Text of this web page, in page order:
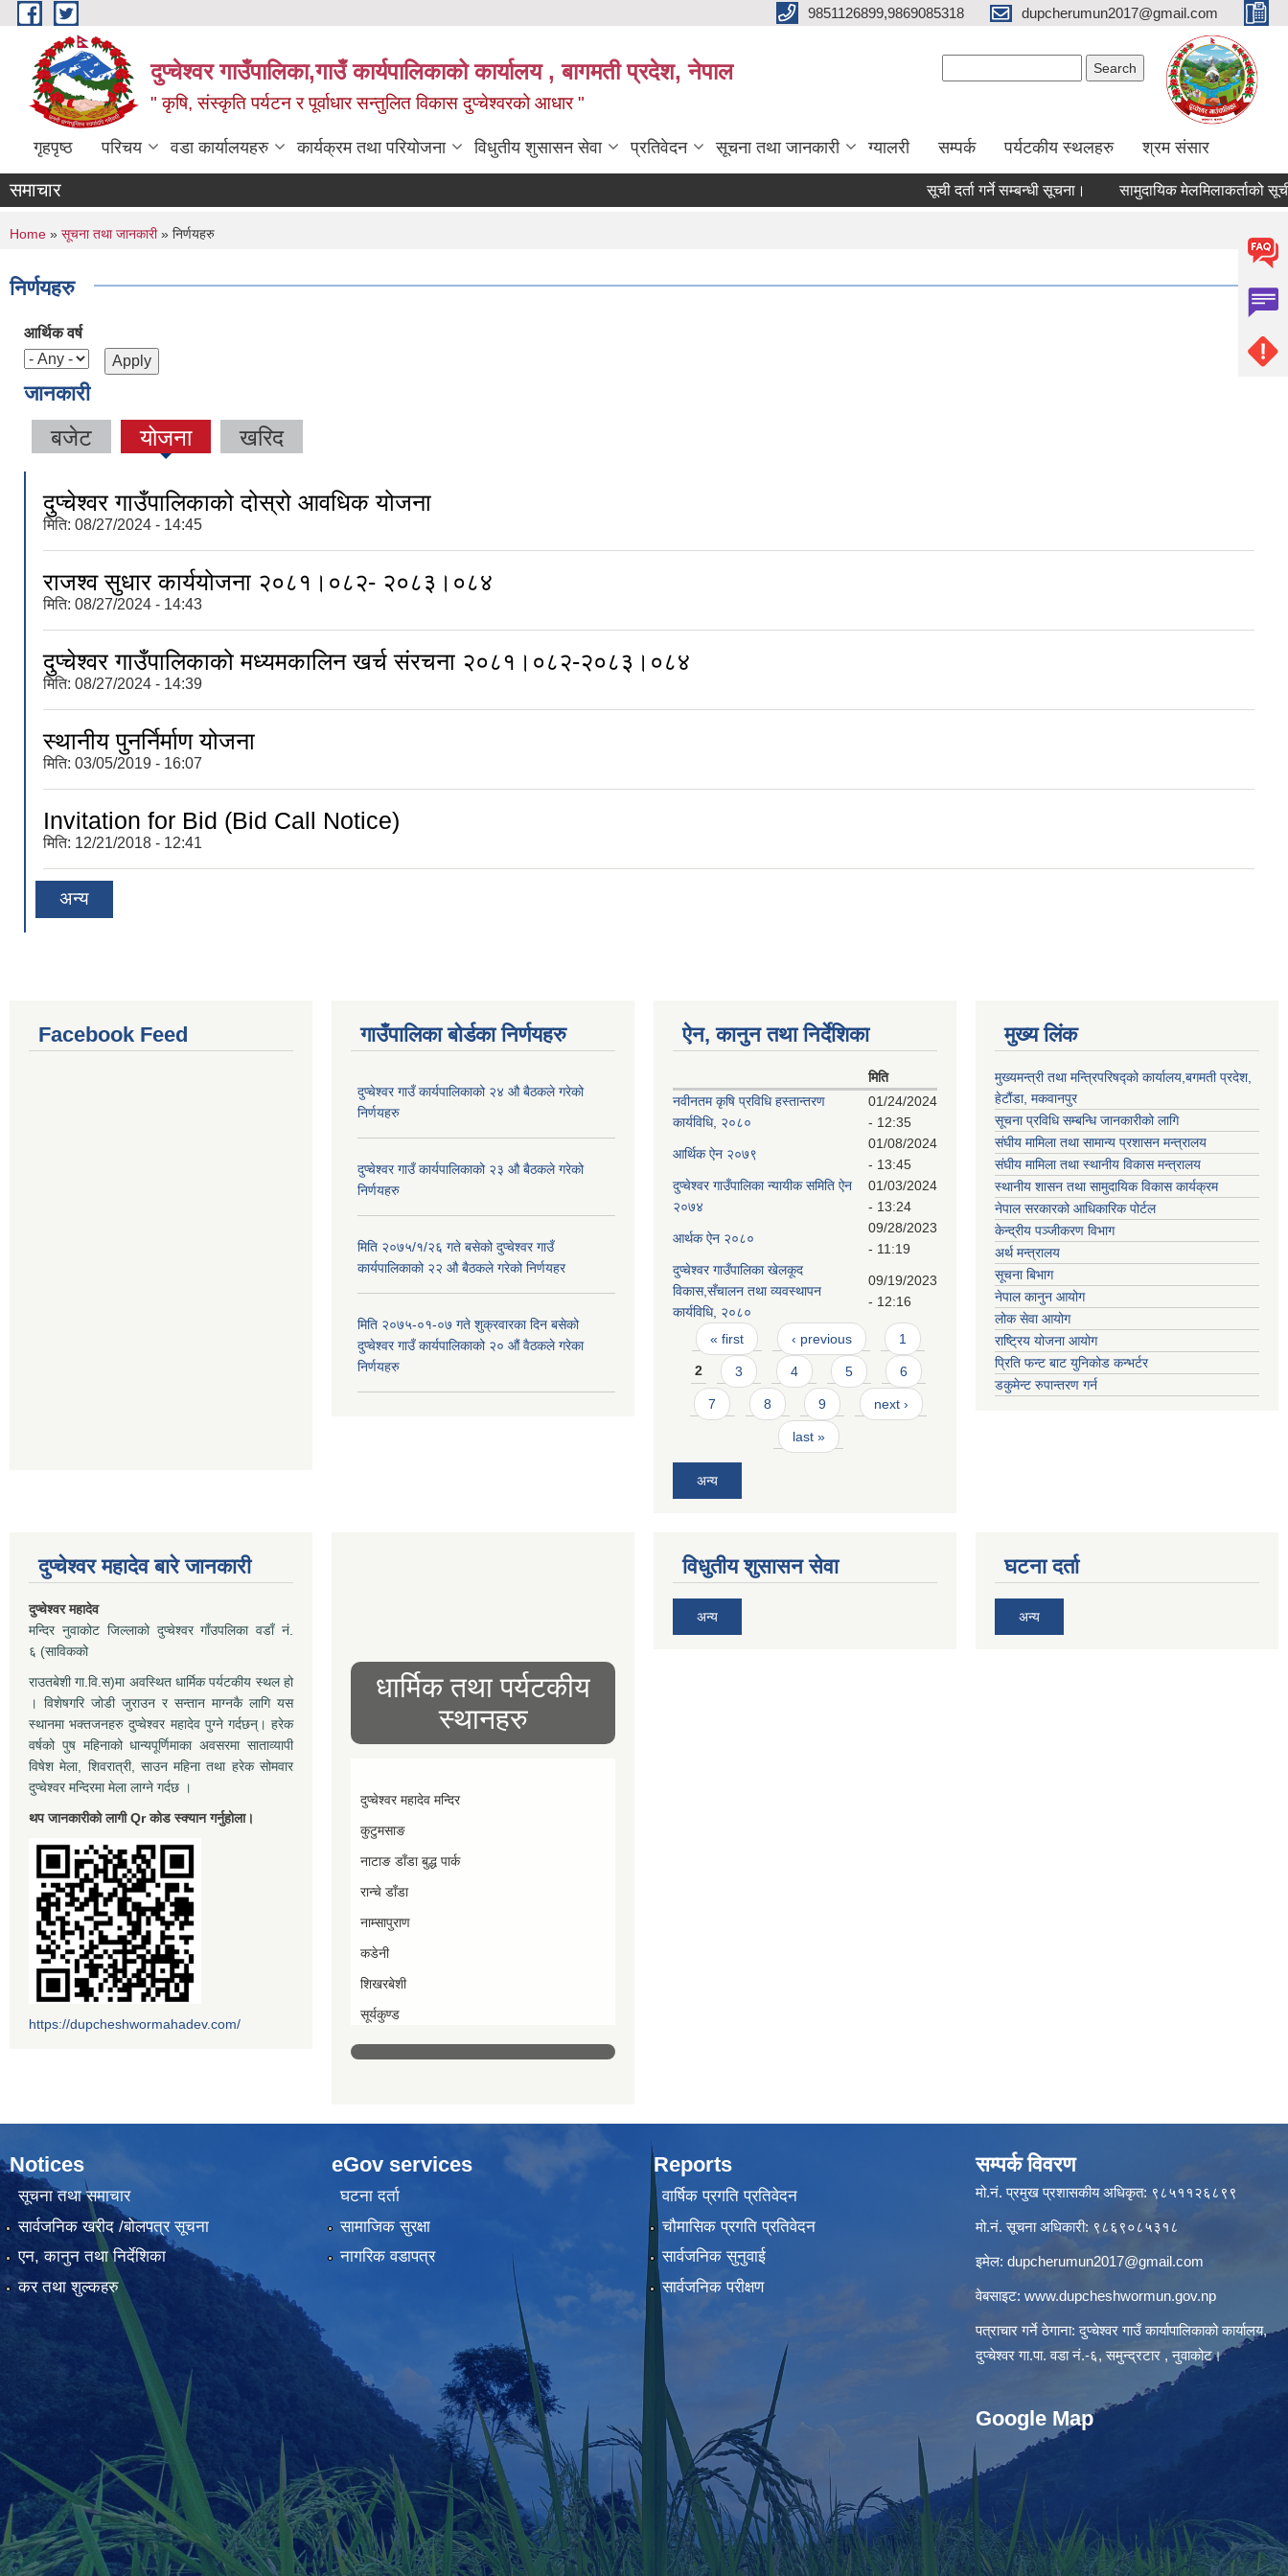
Skip to main content 9851126899,9869085318 dupcherumun2017@gmail.com
दुप्चेश्वर गाउँपालिका,गाउँ कार्यपालिकाको कार्यालय , बागमती प्रदेश, नेपाल
" कृषि, संस्कृति पर्यटन र पूर्वाधार सन्तुलित विकास दुप्चेश्वरको आधार "
गृहपृष्ठ परिचय वडा कार्यालयहरु कार्यक्रम तथा परियोजना विधुतीय शुसासन सेवा प्रतिवेदन सूचना तथा जानकारी ग्यालरी सम्पर्क पर्यटकीय स्थलहरु श्रम संसार
समाचार सूची दर्ता गर्ने सम्बन्धी सूचना। सामुदायिक मेलमिलाकर्ताको सूची
You are here
Home » सूचना तथा जानकारी» निर्णयहरु
निर्णयहरु
आर्थिक वर्ष
जानकारी
बजेट योजना खरिद
दुप्चेश्वर गाउँपालिकाको दोस्रो आवधिक योजना
मिति: 08/27/2024 - 14:45
राजश्व सुधार कार्ययोजना २०८१।०८२- २०८३।०८४
मिति: 08/27/2024 - 14:43
दुप्चेश्वर गाउँपालिकाको मध्यमकालिन खर्च संरचना २०८१।०८२-२०८३।०८४
मिति: 08/27/2024 - 14:39
स्थानीय पुनर्निर्माण योजना
मिति: 03/05/2019 - 16:07
Invitation for Bid (Bid Call Notice)
मिति: 12/21/2018 - 12:41
अन्य
Facebook Feed गाउँपालिका बोर्डका निर्णयहरु
दुप्चेश्वर गाउँ कार्यपालिकाको २४ औ बैठकले गरेको
निर्णयहरु
दुप्चेश्वर गाउँ कार्यपालिकाको २३ औ बैठकले गरेको
निर्णयहरु
मिति २०७५/१/२६ गते बसेको दुप्चेश्वर गाउँ
कार्यपालिकाको २२ औ बैठकले गरेको निर्णयहर
मिति २०७५-०१-०७ गते शुक्रवारका दिन बसेको
दुप्चेश्वर गाउँ कार्यपालिकाको २० औं वैठकले गरेका
निर्णयहरु
ऐन, कानुन तथा निर्देशिका
मिति
नवीनतम कृषि प्रविधि हस्तान्तरण
कार्यविधि, २०८०
01/24/2024
- 12:35
आर्थिक ऐन २०७९
01/08/2024
- 13:45
दुप्चेश्वर गाउँपालिका न्यायीक समिति ऐन
२०७४
01/03/2024
- 13:24
आर्थक ऐन २०८०
09/28/2023
- 11:19
दुप्चेश्वर गाउँपालिका खेलकूद
विकास,सँचालन तथा व्यवस्थापन
कार्यविधि, २०८०
09/19/2023
- 12:16
Pages
« first ‹ previous 1
2 3 4 5 6
7 8 9 next ›
last »
अन्य
मुख्य लिंक
मुख्यमन्त्री तथा मन्त्रिपरिषद्को कार्यालय,बगमती प्रदेश,
हेटौंडा, मकवानपुर
सूचना प्रविधि सम्बन्धि जानकारीको लागि
संघीय मामिला तथा सामान्य प्रशासन मन्त्रालय
संघीय मामिला तथा स्थानीय विकास मन्त्रालय
स्थानीय शासन तथा सामुदायिक विकास कार्यक्रम
नेपाल सरकारको आधिकारिक पोर्टल
केन्द्रीय पञ्जीकरण विभाग
अर्थ मन्त्रालय
सूचना बिभाग
नेपाल कानुन आयोग
लोक सेवा आयोग
राष्ट्रिय योजना आयोग
प्रिति फन्ट बाट युनिकोड कन्भर्टर
डकुमेन्ट रुपान्तरण गर्न
दुप्चेश्वर महादेव बारे जानकारी
दुप्चेश्वर महादेव
मन्दिर नुवाकोट जिल्लाको दुप्चेश्वर गाँउपलिका वडाँ नं.
६ (साविकको
राउतबेशी गा.वि.स)मा अवस्थित धार्मिक पर्यटकीय स्थल हो
। विशेषगरि जोडी जुराउन र सन्तान माग्नकै लागि यस
स्थानमा भक्तजनहरु दुप्चेश्वर महादेव पुग्ने गर्दछन्। हरेक
वर्षको पुष महिनाको धान्यपूर्णिमाका अवसरमा साताव्यापी
विषेश मेला, शिवरात्री, साउन महिना तथा हरेक सोमवार
दुप्चेश्वर मन्दिरमा मेला लाग्ने गर्दछ ।
थप जानकारीको लागी Qr कोड स्क्यान गर्नुहोला।
https://dupcheshwormahadev.com/
धार्मिक तथा पर्यटकीय
स्थानहरु
दुप्चेश्वर महादेव मन्दिर
कुटुमसाङ
नाटाङ डाँडा बुद्ध पार्क
रान्चे डाँडा
नाम्सापुराण
कडेनी
शिखरबेशी
सूर्यकुण्ड
विधुतीय शुसासन सेवा
अन्य
घटना दर्ता
अन्य
Notices
सूचना तथा समाचार
सार्वजनिक खरीद /बोलपत्र सूचना
एन, कानुन तथा निर्देशिका
कर तथा शुल्कहरु
eGov services
घटना दर्ता
सामाजिक सुरक्षा
नागरिक वडापत्र
Reports
वार्षिक प्रगति प्रतिवेदन
चौमासिक प्रगति प्रतिवेदन
सार्वजनिक सुनुवाई
सार्वजनिक परीक्षण
सम्पर्क विवरण
मो.नं. प्रमुख प्रशासकीय अधिकृत: ९८५११२६८९९
मो.नं. सूचना अधिकारी: ९८६९०८५३१८
इमेल: dupcherumun2017@gmail.com
वेबसाइट: www.dupcheshwormun.gov.np
पत्राचार गर्ने ठेगाना: दुप्चेश्वर गाउँ कार्यापालिकाको कार्यालय,
दुप्चेश्वर गा.पा. वडा नं.-६, समुन्द्रटार , नुवाकोट।
Google Map